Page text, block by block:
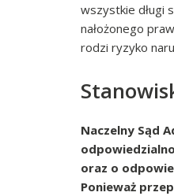
wszystkie długi
nałożonego
rodzi ryzyko
Naczelny Sąd
oraz o
Ponieważ